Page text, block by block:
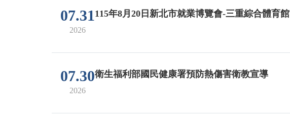
07.31
2026
115年8月20日新北市就業博覽會-三重綜合體育館
07.30
2026
衛生福利部國民健康署預防熱傷害衛教宣導